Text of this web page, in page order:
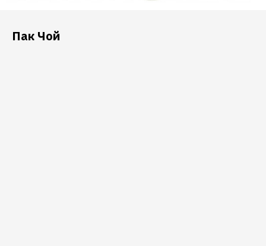
Пак Чой